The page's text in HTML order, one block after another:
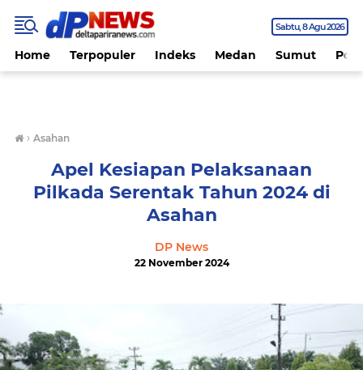
Sabtu 8 Agu 2026
Home Terpopuler Indeks Medan Sumut
› Asahan
Apel Kesiapan Pelaksanaan
Pilkada Serentak Tahun 2024 di
Asahan
DP News
22 November 2024